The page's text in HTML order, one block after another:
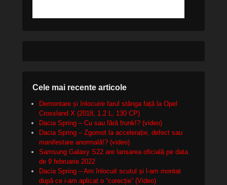
Cele mai recente articole
Demontare și înlocuire farul stânga față la Opel
Crossland X (2018, 1.2 L, 130 CP)
Dacia Spring – Cu sau fără frunk!? (video)
Dacia Spring – Zgomot la accelerație, defect sau
manifestare anormală!? (video)
Samsung Galaxy S22 are lansarea oficială pe data
de 9 februarie 2022
Dacia Spring – Am înlocuit scutul și l-am montat
după ce i-am aplicat o “corecție” (Video)